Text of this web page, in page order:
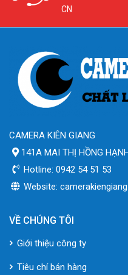
CN
CAMERA KIÊN GIANG
141A MAI THỊ HỒNG
Hotline: 0942 54 51 53
Website:
VỀ CHÚNG TÔI
Giới thiệu công ty
Tiêu chí bán hàng